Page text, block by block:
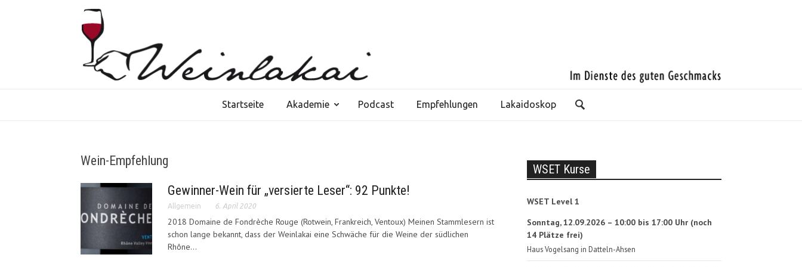
Startseite Akademie Podcast Empfehlungen Lakaidoskop
Wein-Empfehlung
Gewinner-Wein für „versierte Leser“: 92 Punkte!
Allgemein 6. April 2020
2018 Domaine de Fondrèche Rouge (Rotwein, Frankreich, Ventoux) Meinen Stammlesern ist
schon lange bekannt, dass der Weinlakai eine Schwäche für die Weine der südlichen
Rhône...
WSET Kurse
WSET Level 1
Sonntag, 12.09.2026 – 10:00 bis 17:00 Uhr (noch
14 Plätze frei)
Haus Vogelsang in Datteln-Ahsen